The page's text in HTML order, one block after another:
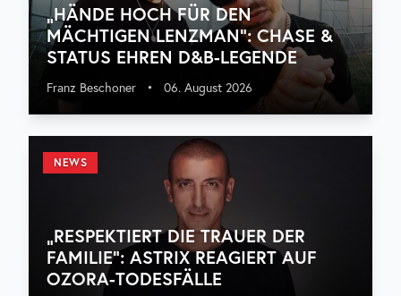
„HÄNDE HOCH FÜR DEN
MÄCHTIGEN LENZMAN“: CHASE &
STATUS EHREN D&B-LEGENDE
Franz Beschoner • 06. August 2026
NEWS
„RESPEKTIERT DIE TRAUER DER
FAMILIE“: ASTRIX REAGIERT AUF
OZORA-TODESFÄLLE